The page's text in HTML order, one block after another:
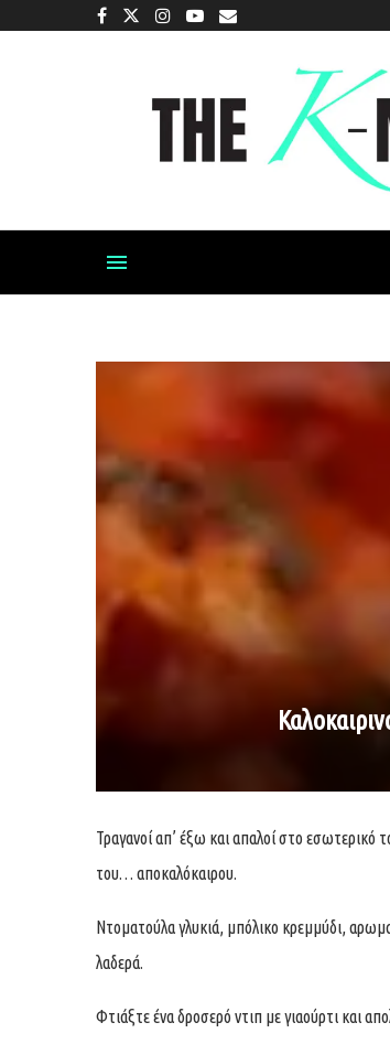
Τραγανοί απ’ έξω και απαλοί στο εσωτερικό
του… αποκαλόκαιρου.
Ντοματούλα γλυκιά, μπόλικο κρεμμύδι,
λαδερά.
Φτιάξτε ένα δροσερό ντιπ με γιαούρτι και